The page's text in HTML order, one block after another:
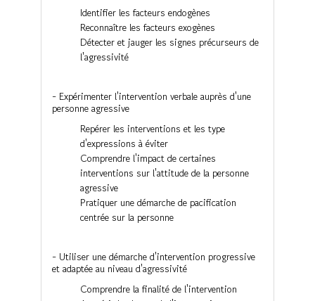
Identifier les facteurs endogènes
Reconnaître les facteurs exogènes
Détecter et jauger les signes précurseurs de
l'agressivité
- Expérimenter l'intervention verbale auprès d'une
personne agressive
Repérer les interventions et les type
d'expressions à éviter
Comprendre l'impact de certaines
interventions sur l'attitude de la personne
agressive
Pratiquer une démarche de pacification
centrée sur la personne
- Utiliser une démarche d'intervention progressive
et adaptée au niveau d'agressivité
Comprendre la finalité de l'intervention